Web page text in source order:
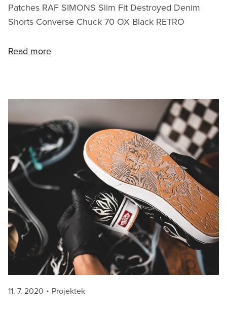
Patches RAF SIMONS Slim Fit Destroyed Denim
Shorts Converse Chuck 70 OX Black RETRO
Read more
Posted
11. 7. 2020 Categories
Projektek